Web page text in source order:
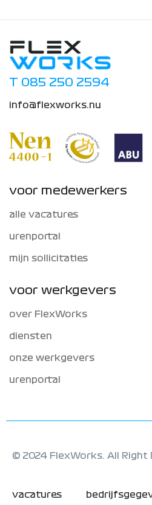
T 085 250 2594
info@flexworks.nu
voor medewerkers
alle vacatures
urenportal
mijn sollicitaties
voor werkgevers
over FlexWorks
diensten
onze werkgevers
urenportal
© 2024 FlexWorks. All Right
vacatures